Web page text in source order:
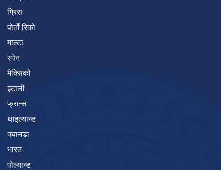
ग्रिस
पोर्तो रिको
माल्टा
स्पेन
मेक्सिको
इटाली
फ्रान्स
थाइल्यान्ड
क्यानडा
भारत
पोल्यान्ड